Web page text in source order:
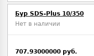
Бур SDS-Plus 10/350
Нет в наличии
707.93000000 руб.